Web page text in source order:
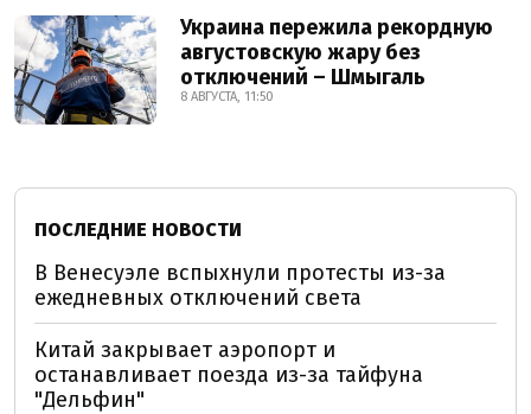
Украина пережила рекордную
августовскую жару без
отключений – Шмыгаль
8 АВГУСТА, 11:50
ПОСЛЕДНИЕ НОВОСТИ
В Венесуэле вспыхнули протесты из-за
ежедневных отключений света
Китай закрывает аэропорт и
останавливает поезда из-за тайфуна
"Дельфин"